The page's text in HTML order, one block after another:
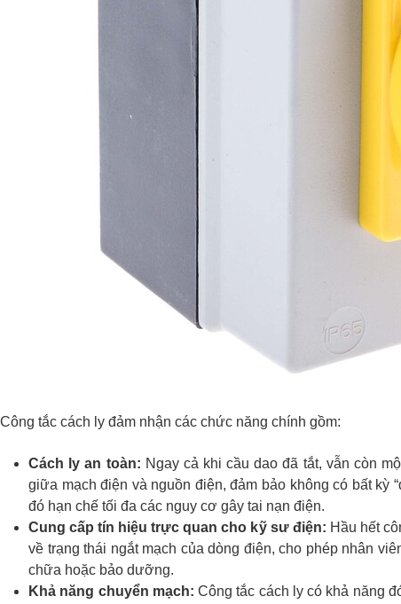
Công tắc cách ly đảm nhận các chức năng chính gồm:
Cách ly an toàn: Ngay cả khi cầu dao đã tắt, vẫn còn
giữa mạch điện và nguồn điện, đảm bảo không có bất kỳ
đó hạn chế tối đa các nguy cơ gây tai nạn điện.
Cung cấp tín hiệu trực quan cho kỹ sư điện: Hầu hết
về trạng thái ngắt mạch của dòng điện, cho phép nhân
chữa hoặc bảo dưỡng.
Khả năng chuyển mạch:Công tắc cách ly có khả năng